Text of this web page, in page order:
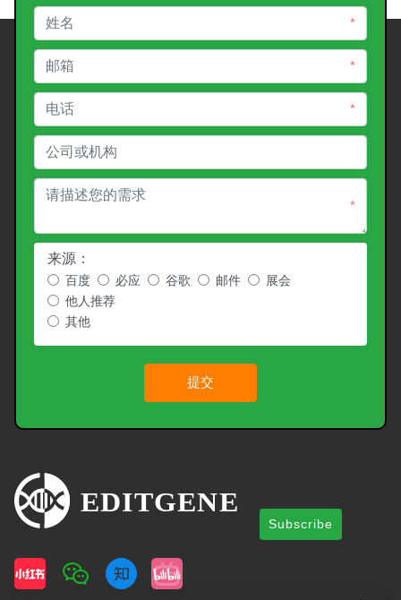
*
*
*
*
来源：
百度 必应 谷歌 邮件
展会
他人推荐
其他
提交
Subscribe